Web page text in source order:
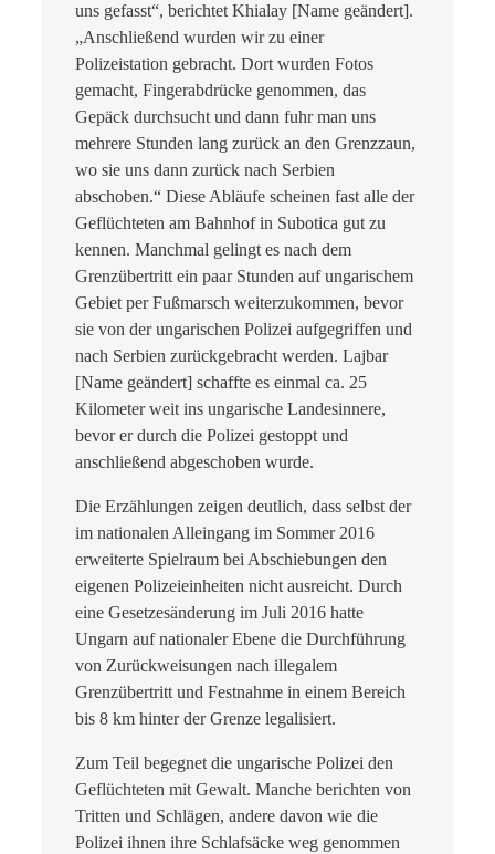
uns gefasst“, berichtet Khialay [Name geändert].
„Anschließend wurden wir zu einer
Polizeistation gebracht. Dort wurden Fotos
gemacht, Fingerabdrücke genommen, das
Gepäck durchsucht und dann fuhr man uns
mehrere Stunden lang zurück an den Grenzzaun,
wo sie uns dann zurück nach Serbien
abschoben.“ Diese Abläufe scheinen fast alle der
Geflüchteten am Bahnhof in Subotica gut zu
kennen. Manchmal gelingt es nach dem
Grenzübertritt ein paar Stunden auf ungarischem
Gebiet per Fußmarsch weiterzukommen, bevor
sie von der ungarischen Polizei aufgegriffen und
nach Serbien zurückgebracht werden. Lajbar
[Name geändert] schaffte es einmal ca. 25
Kilometer weit ins ungarische Landesinnere,
bevor er durch die Polizei gestoppt und
anschließend abgeschoben wurde.
Die Erzählungen zeigen deutlich, dass selbst der
im nationalen Alleingang im Sommer 2016
erweiterte Spielraum bei Abschiebungen den
eigenen Polizeieinheiten nicht ausreicht. Durch
eine Gesetzesänderung im Juli 2016 hatte
Ungarn auf nationaler Ebene die Durchführung
von Zurückweisungen nach illegalem
Grenzübertritt und Festnahme in einem Bereich
bis 8 km hinter der Grenze legalisiert.
Zum Teil begegnet die ungarische Polizei den
Geflüchteten mit Gewalt. Manche berichten von
Tritten und Schlägen, andere davon wie die
Polizei ihnen ihre Schlafsäcke weg genommen